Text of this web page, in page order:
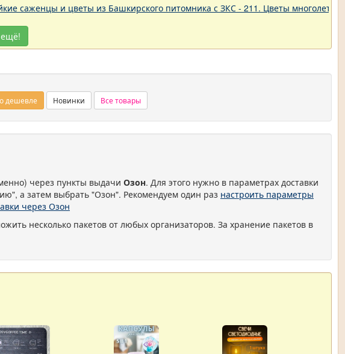
саженцы и цветы из Башкирского питомника с ЗКС - 211. Цветы
ещё!
дешевле Новинки Все товары
через пункты выдачи Озон. Для этого нужно в параметрах доставки
а затем выбрать "Озон". Рекомендуем один раз настроить параметры
через Озон
несколько пакетов от любых организаторов. За хранение пакетов в